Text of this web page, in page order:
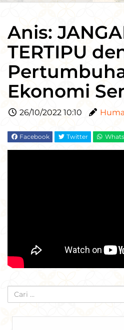
Anis:
TERTIPU
Ekonomi
26/10/2022 10:10
Facebook Twitter